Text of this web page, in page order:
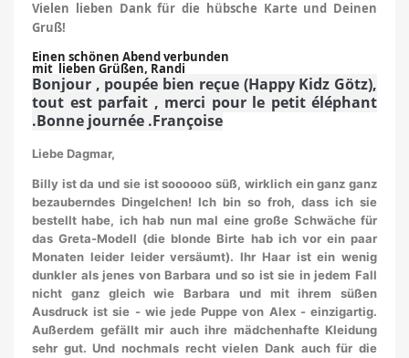
Vielen lieben Dank für die hübsche Karte und Deinen
Gruß!
Einen schönen Abend verbunden
mit lieben Grüßen, Randi
Bonjour , poupée bien reçue (Happy Kidz Götz),
tout est parfait , merci pour le petit éléphant
.Bonne journée .Françoise
Liebe Dagmar,
Billy ist da und sie ist soooooo süß, wirklich ein ganz ganz
bezauberndes Dingelchen! Ich bin so froh, dass ich sie
bestellt habe, ich hab nun mal eine große Schwäche für
das Greta-Modell (die blonde Birte hab ich vor ein paar
Monaten leider leider versäumt). Ihr Haar ist ein wenig
dunkler als jenes von Barbara und so ist sie in jedem Fall
nicht ganz gleich wie Barbara und mit ihrem süßen
Ausdruck ist sie - wie jede Puppe von Alex - einzigartig.
Außerdem gefällt mir auch ihre mädchenhafte Kleidung
sehr gut. Und nochmals recht vielen Dank auch für die